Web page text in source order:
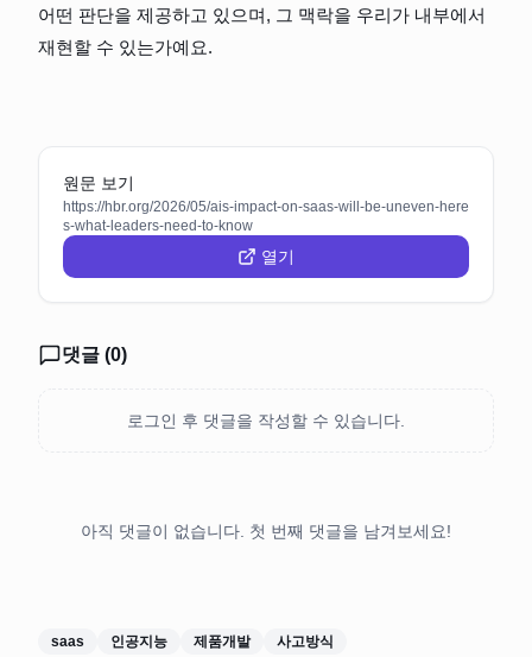
어떤 판단을 제공하고 있으며, 그 맥락을 우리가 내부에서
재현할 수 있는가예요.
원문 보기
https://hbr.org/2026/05/ais-impact-on-saas-will-be-uneven-here
s-what-leaders-need-to-know
열기
댓글 (0)
로그인 후 댓글을 작성할 수 있습니다.
아직 댓글이 없습니다. 첫 번째 댓글을 남겨보세요!
saas 인공지능 제품개발 사고방식